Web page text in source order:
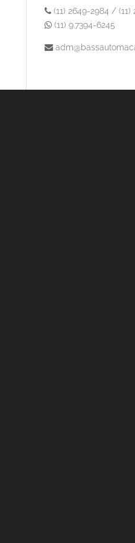
(11) 2649-2984 / (11)
(11) 9.7394-6245